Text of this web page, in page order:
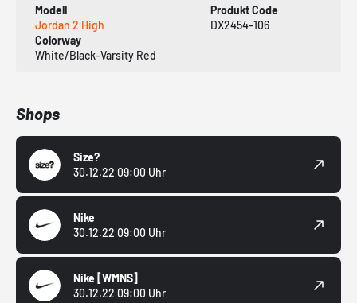
Modell
Jordan 2 High
Produkt Code
DX2454-106
Colorway
White/Black-Varsity Red
Shops
Size?
30.12.22 09:00 Uhr
Nike
30.12.22 09:00 Uhr
Nike [WMNS]
30.12.22 09:00 Uhr